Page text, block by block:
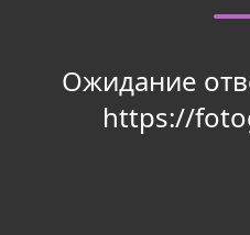
Ожидание
https://